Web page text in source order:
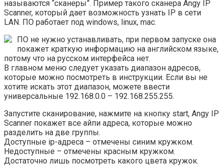
называются “сканеры”. Пример такого сканера Angy IP
Scanner, который дает возможность узнать IP в сети
LAN. ПО работает под windows, linux, mac.
ПО не нужно устанавливать, при первом запуске она
покажет краткую информацию на английском языке,
потому что на русском интерфейса нет.
В главном меню следует указать диапазон адресов,
которые можно посмотреть в инструкции. Если вы не
хотите искать этот диапазон, можете ввести
универсальные 192.168.0.0 – 192.168.255.255.
Запустите сканирование, нажмите на кнопку start, Angy IP
Scanner покажет все айпи адреса, которые можно
разделить на две группы.
Доступные ip-адреса – отмечены синим кружком.
Недоступные – отмечены красным кружком.
Достаточно лишь посмотреть какого цвета кружок.